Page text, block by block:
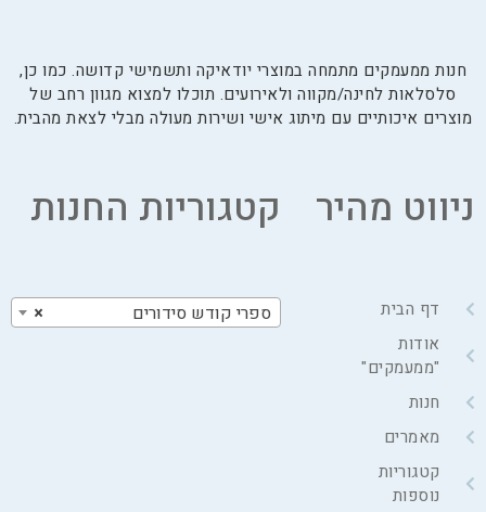
חנות ממעמקים מתמחה במוצרי יודאיקה ותשמישי קדושה. כמו כן,
סלסלאות לחינה/מקווה ולאירועים. תוכלו למצוא מגוון רחב של
מוצרים איכותיים עם מיתוג אישי ושירות מעולה מבלי לצאת מהבית.
ניווט מהיר
דף הבית
אודות
"ממעמקים"
חנות
מאמרים
קטגוריות
נוספות
קטגוריות החנות
× ספרי קודש סידורים